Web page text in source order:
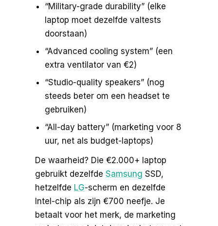
“Military-grade durability” (elke
laptop moet dezelfde valtests
doorstaan)
“Advanced cooling system” (een
extra ventilator van €2)
“Studio-quality speakers” (nog
steeds beter om een headset te
gebruiken)
“All-day battery” (marketing voor 8
uur, net als budget-laptops)
De waarheid? Die €2.000+ laptop
gebruikt dezelfde Samsung SSD,
hetzelfde LG-scherm en dezelfde
Intel-chip als zijn €700 neefje. Je
betaalt voor het merk, de marketing